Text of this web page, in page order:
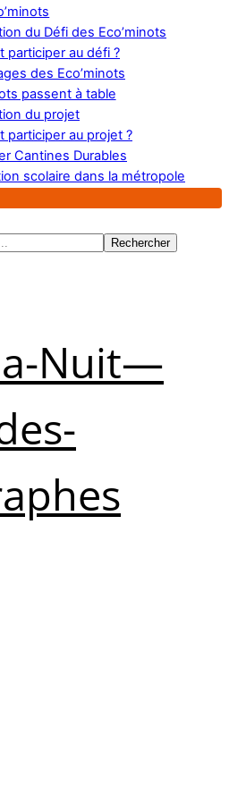
du Défi des Eco’minots
participer au défi ?
des Eco’minots
passent à table
du projet
participer au projet ?
Cantines Durables
scolaire dans la métropole
Nuit—